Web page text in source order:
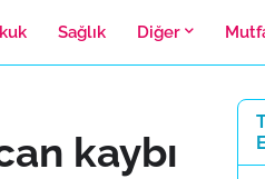
Sağlık Diğer
kaybı